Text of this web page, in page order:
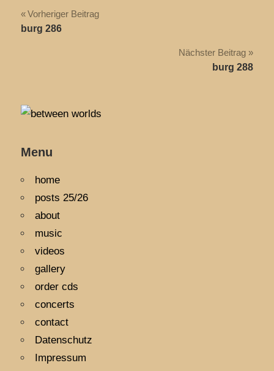
Beitragsnavigation
Vorheriger Beitrag
burg 286
Nächster Beitrag
burg 288
Menu
home
posts 25/26
about
music
videos
gallery
order cds
concerts
contact
Datenschutz
Impressum